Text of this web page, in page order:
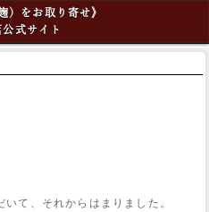
）をお取り寄せ》
式サイト
て、それからはまりました。